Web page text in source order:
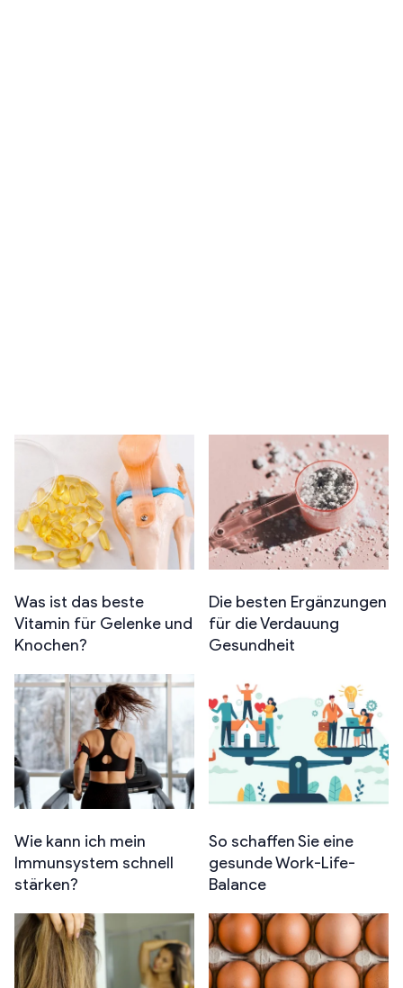
Was ist das beste
Vitamin für Gelenke und
Knochen?
Die besten Ergänzungen
für die Verdauung
Gesundheit
Wie kann ich mein
Immunsystem schnell
stärken?
So schaffen Sie eine
gesunde Work-Life-
Balance